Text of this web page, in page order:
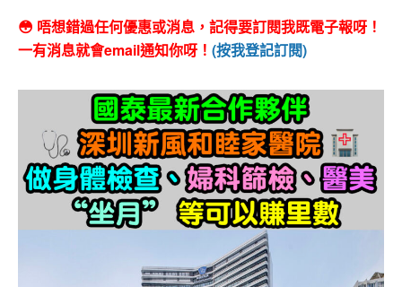
😳 唔想錯過任何優惠或消息，記得要訂閱我既電子報呀！
一有消息就會email通知你呀！ (按我登記訂閱)